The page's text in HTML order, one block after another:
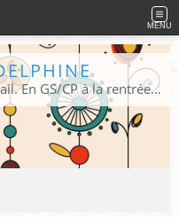
MENU
Blog destiné à partager mon travail. En GS/CP à la rentrée 2026/2027 !